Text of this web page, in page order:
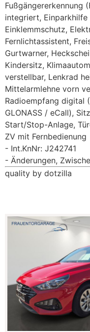
Fußgängererkennung
integriert,
Einklemmschutz,
Fernlichtassistent,
Gurtwarner,
Kindersitz,
verstellbar, Lenkrad
Mittelarmlehne vorn
Radioempfang digital
GLONASS / eCall),
Start/Stop-Anlage,
ZV mit Fernbedienung
Int.KnNr: J242741
Änderungen,
quality by dotzilla